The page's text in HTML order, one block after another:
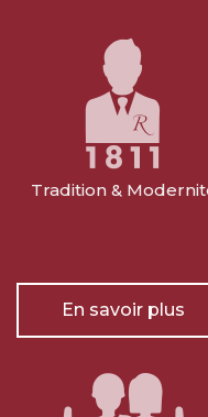
Tradition &
En savoir plus